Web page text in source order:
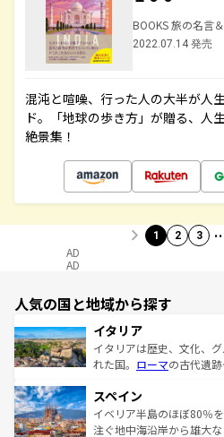
BOOKS 旅の名言
2022.07.14 発売
混沌と喧噪、行った人の大半が人
ド。「地球の歩き方」が贈る、人
絶景集！
1 2 3
AD
AD
人気の国と地域から探す
イタリア
イタリアは歴史、文化、
れた国。 ローマの古代遺
ろん、トスカーナの美し
景など、自然景観も見逃
ピザやパスタなど、絶品
スペイン
イベリア半島のほぼ80％
注ぐ地中海沿岸から雄大